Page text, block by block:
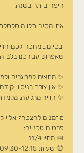
היפה ביותר בשנה.
את הסיור תלווה
ובסיום… מחכה לכם
שאפרוש עבורכם בלב
✨ מתאים למבוגרים
✨ אין צורך בניסיון קודם
✨ חוויה מרגיעה,
מוזמנים להצטרף
פרטים טכניים:
📅 מתי: 11/4
⏰ שעות: 09:30-12:15